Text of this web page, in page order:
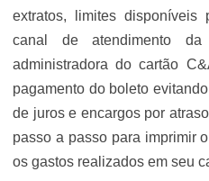
extratos, limites disponíveis
canal de atendimento
administradora do cartão
pagamento do boleto
de juros e encargos por
passo a passo para imprimir
os gastos realizados em seu